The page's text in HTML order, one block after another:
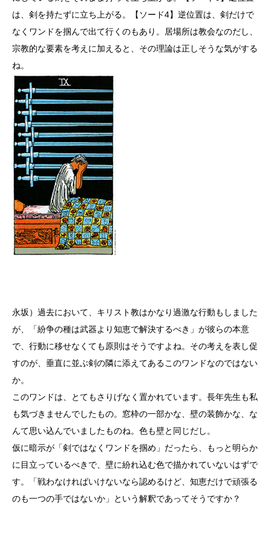
は、剣を持たずに立ち上がる。【ソード4】逆位置は、剣だけで
なくワンドを掴んで出て行くのもあり。居場所は教会なのだし、
宗教的な要素を考えに加えると、その理論は正しそうな気がする
ね。
永坂）過去において、キリスト教はかなり過激な行動もしました
が、「紛争の種は武器より知恵で解決するべき」が彼らの本意
で、行動に移せなくても原則はそうですよね。その考えを表し促
すのが、垂直に並ぶ剣の隣に添えてあるこのワンドなのではない
か。
このワンドは、とてもさりげなく置かれています。長年先生も私
も気づきませんでしたもの。窓枠の一部かな、壁の装飾かな、な
んて思い込んでいましたものね。色も壁と同じだし。
仮に暗示が「剣ではなくワンドを掴め」だったら、もっと明らか
に目立っているべきで、壁に紛れ込む色で描かれていないはずで
す。「戦わなければいけないなら認めるけど、知恵だけで頑張る
のも一つの手ではないか」という解釈であってそうですか？